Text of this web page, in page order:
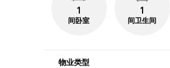
1
间卧室
1
间卫生间
物业类型